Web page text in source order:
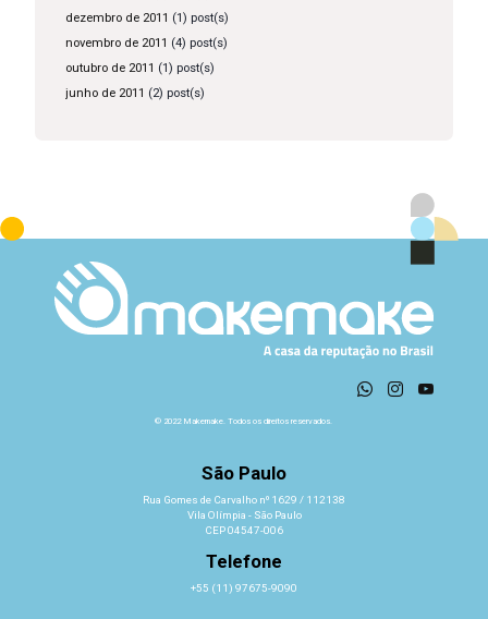
dezembro de 2011 (1) post(s)
novembro de 2011 (4) post(s)
outubro de 2011 (1) post(s)
junho de 2011 (2) post(s)
© 2022 Makemake. Todos os direitos reservados.
São Paulo
Rua Gomes de Carvalho nº 1629 / 112138
Vila Olímpia - São Paulo
CEP 04547-006
Telefone
+55 (11) 97675-9090